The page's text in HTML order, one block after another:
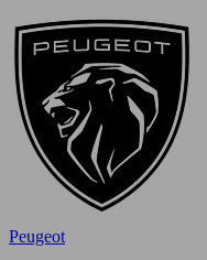
Peugeot